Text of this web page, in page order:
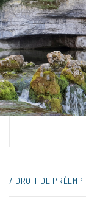
Skip
to
content
UNE VILLE DANS
DROIT DE